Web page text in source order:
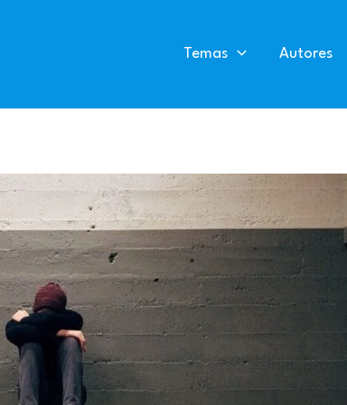
Temas Autores